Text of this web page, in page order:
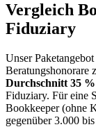
Vergleich
Fiduziary
Unser
Beratungshonorare
Durchschnitt 35
Fiduziary. Für eine
Bookkeeper (ohne
gegenüber 3.000